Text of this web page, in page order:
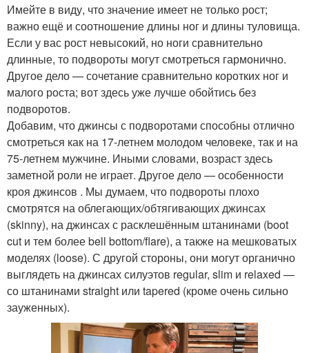
Имейте в виду, что значение имеет не только рост;
важно ещё и соотношение длины ног и длины туловища.
Если у вас рост невысокий, но ноги сравнительно
длинные, то подвороты могут смотреться гармонично.
Другое дело — сочетание сравнительно коротких ног и
малого роста; вот здесь уже лучше обойтись без
подворотов.
Добавим, что джинсы с подворотами способны отлично
смотреться как на 17-летнем молодом человеке, так и на
75-летнем мужчине. Иными словами, возраст здесь
заметной роли не играет. Другое дело — особенности
кроя джинсов . Мы думаем, что подвороты плохо
смотрятся на облегающих/обтягивающих джинсах
(skinny), на джинсах с расклешённым штанинами (boot
cut и тем более bell bottom/flare), а также на мешковатых
моделях (loose). С другой стороны, они могут органично
выглядеть на джинсах силуэтов regular, slim и relaxed —
со штанинами straight или tapered (кроме очень сильно
зауженных).